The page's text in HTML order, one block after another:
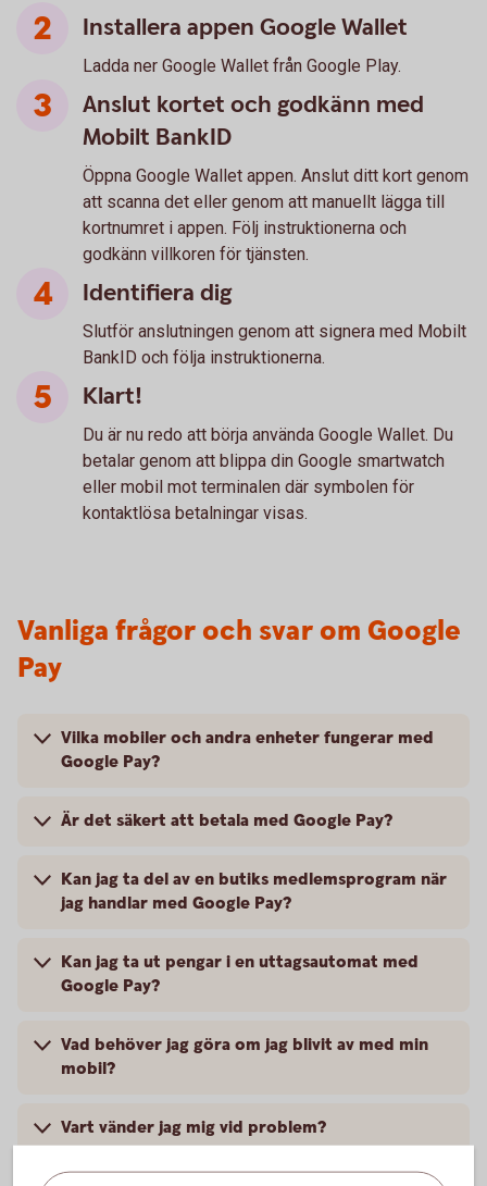
Installera appen Google Wallet
Ladda ner Google Wallet från Google Play.
Anslut kortet och godkänn med
Mobilt BankID
Öppna Google Wallet appen. Anslut ditt kort genom
att scanna det eller genom att manuellt lägga till
kortnumret i appen. Följ instruktionerna och
godkänn villkoren för tjänsten.
Identifiera dig
Slutför anslutningen genom att signera med Mobilt
BankID och följa instruktionerna.
Klart!
Du är nu redo att börja använda Google Wallet. Du
betalar genom att blippa din Google smartwatch
eller mobil mot terminalen där symbolen för
kontaktlösa betalningar visas.
Vanliga frågor och svar om Google
Pay
Vilka mobiler och andra enheter fungerar med
Google Pay?
Är det säkert att betala med Google Pay?
Kan jag ta del av en butiks medlemsprogram när
jag handlar med Google Pay?
Kan jag ta ut pengar i en uttagsautomat med
Google Pay?
Vad behöver jag göra om jag blivit av med min
mobil?
Vart vänder jag mig vid problem?